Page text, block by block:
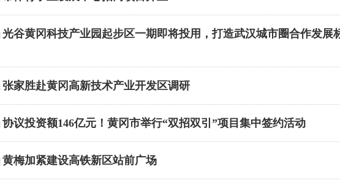
光谷黄冈科技产业园起步区一期即将投用，打造武汉城市圈合作发展
张家胜赴黄冈高新技术产业开发区调研
协议投资额146亿元！黄冈市举行“双招双引”项目集中签约活动
黄梅加紧建设高铁新区站前广场